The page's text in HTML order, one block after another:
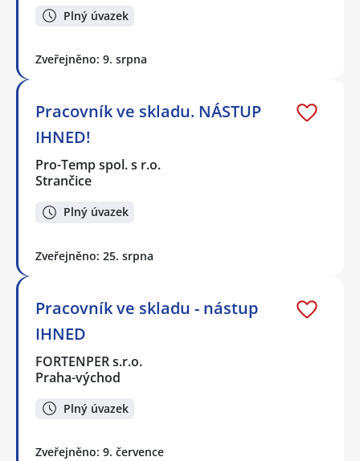
Plný úvazek
Zveřejněno: 9. srpna
Pracovník ve skladu. NÁSTUP
IHNED!
Pro-Temp spol. s r.o.
Strančice
Plný úvazek
Zveřejněno: 25. srpna
Pracovník ve skladu - nástup
IHNED
FORTENPER s.r.o.
Praha-východ
Plný úvazek
Zveřejněno: 9. července